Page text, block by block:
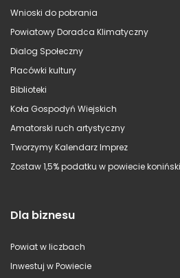
Wnioski do pobrania
Powiatowy Doradca Klimatyczny
Dialog Społeczny
Placówki kultury
Biblioteki
Koła Gospodyń Wiejskich
Amatorski ruch artystyczny
Tworzymy Kalendarz Imprez
Zostaw 1,5% podatku w powiecie
Dla biznesu
Powiat w liczbach
Inwestuj w Powiecie